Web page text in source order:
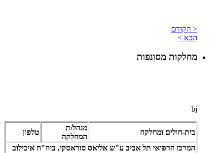
< הקודם
הבא >
מחלקות מסונפות
bj
בית-חולים ומחלקה
מנהל/ת
המחלקה
טלפון
המרכז הרפואי תל אביב ע"ש אליאס סוראסקי, ביה"ח איכילוב